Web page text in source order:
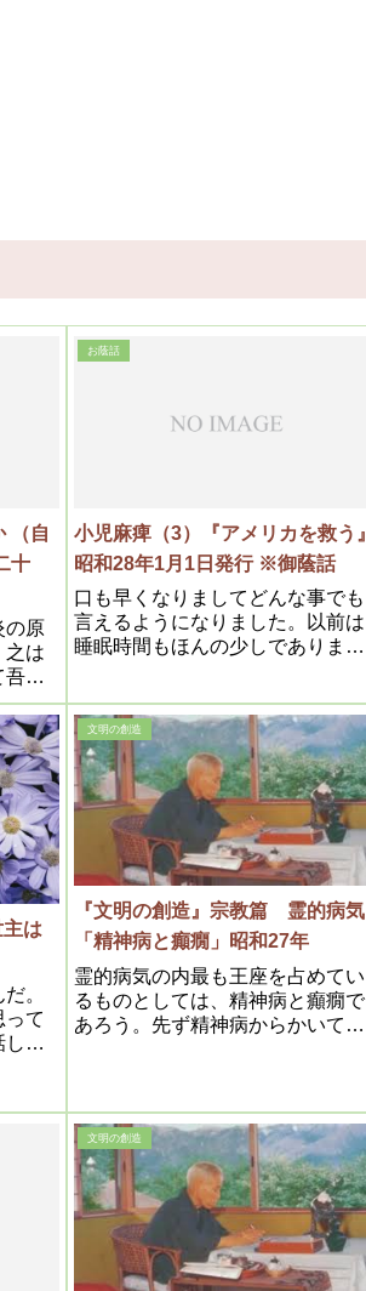
（自
十
の原
之は
吾等
お蔭話
小児麻痺（3）『アメリカを救う』
昭和28年1月1日発行 ※御蔭話
口も早くなりましてどんな事でも
言えるようになりました。以前は
睡眠時間もほんの少しでありまし
戴くようになり、その間子供では
ありますがよくよだれなど出しい
つも下から下り物が出ています
は
。
って
して
とを
に
文明の創造
『文明の創造』宗教篇 霊的病気
「精神病と癲癇」昭和27年
霊的病気の内最も王座を占めてい
るものとしては、精神病と癲癇で
あろう。先ず精神病からかいてみ
明かである
文明の創造